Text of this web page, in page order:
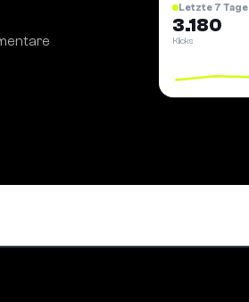
Letzte 7 Tage
3.180
Klicks